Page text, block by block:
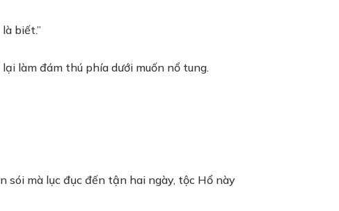
biết.”
làm đám thú phía dưới muốn nổ tung.
sói mà lục đục đến tận hai ngày, tộc Hổ này